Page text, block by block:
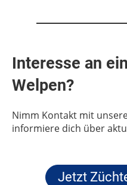
Interesse an
Welpen?
Nimm Kontakt mit
informiere dich über
Jetzt